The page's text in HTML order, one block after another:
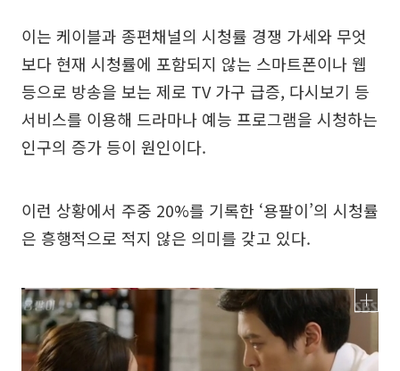
이는 케이블과 종편채널의 시청률 경쟁 가세와 무엇
보다 현재 시청률에 포함되지 않는 스마트폰이나 웹
등으로 방송을 보는 제로 TV 가구 급증, 다시보기 등
서비스를 이용해 드라마나 예능 프로그램을 시청하는
인구의 증가 등이 원인이다.
이런 상황에서 주중 20%를 기록한 ‘용팔이’의 시청률
은 흥행적으로 적지 않은 의미를 갖고 있다.